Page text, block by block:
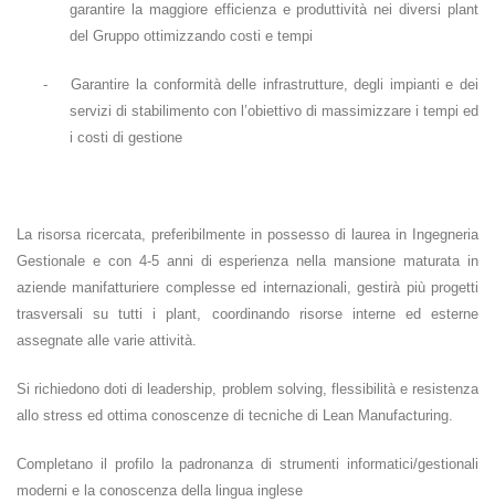
garantire la maggiore efficienza e produttività nei diversi plant
del Gruppo ottimizzando costi e tempi
-
Garantire la conformità delle infrastrutture, degli impianti e dei
servizi di stabilimento con l’obiettivo di massimizzare i tempi ed
i costi di gestione
La risorsa ricercata, preferibilmente in possesso di laurea in Ingegneria
Gestionale e con 4-5 anni di esperienza nella mansione maturata in
aziende manifatturiere complesse ed internazionali, gestirà più progetti
trasversali su tutti i plant, coordinando risorse interne ed esterne
assegnate alle varie attività.
Si richiedono doti di leadership, problem solving, flessibilità e resistenza
allo stress ed ottima conoscenze di tecniche di Lean Manufacturing.
Completano il profilo la padronanza di strumenti informatici/gestionali
moderni e la conoscenza della lingua inglese